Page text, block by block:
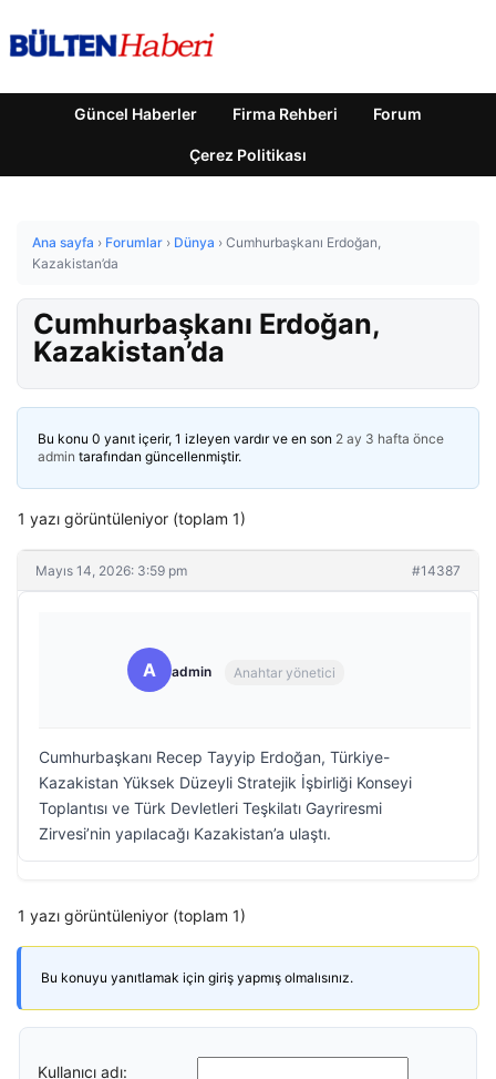
Güncel Haberler Firma Rehberi Forum
Çerez Politikası
Ana sayfa › Forumlar › Dünya › Cumhurbaşkanı Erdoğan,
Kazakistan’da
Cumhurbaşkanı Erdoğan,
Kazakistan’da
Bu konu 0 yanıt içerir, 1 izleyen vardır ve en son 2 ay 3 hafta önce
admin tarafından güncellenmiştir.
1 yazı görüntüleniyor (toplam 1)
Mayıs 14, 2026: 3:59 pm #14387
A admin Anahtar yönetici
Cumhurbaşkanı Recep Tayyip Erdoğan, Türkiye-
Kazakistan Yüksek Düzeyli Stratejik İşbirliği Konseyi
Toplantısı ve Türk Devletleri Teşkilatı Gayriresmi
Zirvesi’nin yapılacağı Kazakistan’a ulaştı.
1 yazı görüntüleniyor (toplam 1)
Bu konuyu yanıtlamak için giriş yapmış olmalısınız.
Kullanıcı adı: